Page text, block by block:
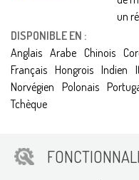
un
DISPONIBLE EN :
Anglais Arabe Chinois
Français Hongrois Indien
Norvégien Polonais
Tchèque